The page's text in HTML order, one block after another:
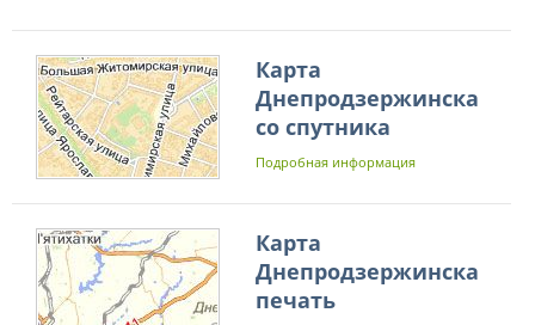
Карта
Днепродзержинска
со спутника
Подробная информация
Карта
Днепродзержинска
печать